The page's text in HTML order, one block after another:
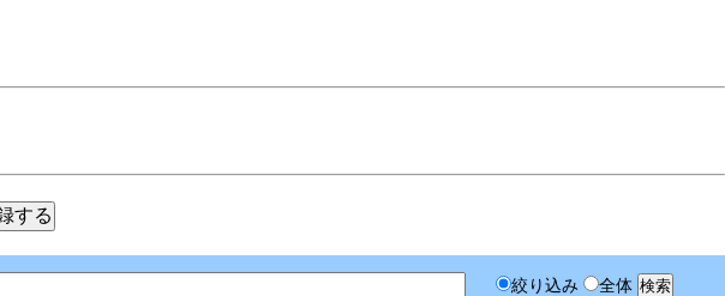
絞り込み 全体